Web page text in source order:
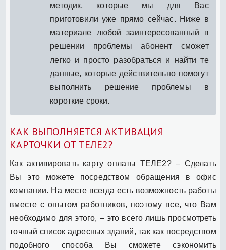
методик, которые мы для Вас
приготовили уже прямо сейчас. Ниже в
материале любой заинтересованный в
решении проблемы абонент сможет
легко и просто разобраться и найти те
данные, которые действительно помогут
выполнить решение проблемы в
короткие сроки.
КАК ВЫПОЛНЯЕТСЯ АКТИВАЦИЯ
КАРТОЧКИ ОТ ТЕЛЕ2?
Как активировать карту оплаты ТЕЛЕ2? – Сделать
Вы это можете посредством обращения в офис
компании. На месте всегда есть возможность работы
вместе с опытом работников, поэтому все, что Вам
необходимо для этого, – это всего лишь просмотреть
точный список адресных зданий, так как посредством
подобного способа Вы сможете сэкономить